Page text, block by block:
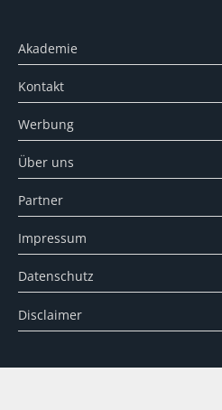
Akademie
Kontakt
Werbung
Über uns
Partner
Impressum
Datenschutz
Disclaimer